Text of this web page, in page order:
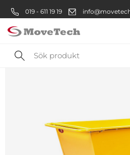
019 - 611 19 19
Sök
produkt
Företag